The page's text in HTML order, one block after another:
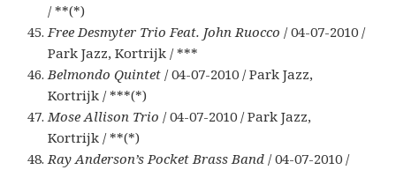
/ **(*)
Free Desmyter Trio Feat. John Ruocco / 04-07-2010 /
Park Jazz, Kortrijk / ***
Belmondo Quintet / 04-07-2010 / Park Jazz,
Kortrijk / ***(*)
Mose Allison Trio / 04-07-2010 / Park Jazz,
Kortrijk / **(*)
Ray Anderson’s Pocket Brass Band/ 04-07-2010 /